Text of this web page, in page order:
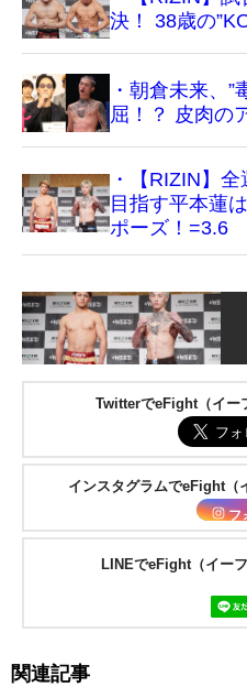
決！ 38歳の
・朝倉未来、”
屈！？ 皮肉の
・【RIZIN】
目指す平本蓮
ポーズ！=3.6
TwitterでeFight（イー
インスタグラムでeFight（
フ
LINEでeFight（イー
関連記事